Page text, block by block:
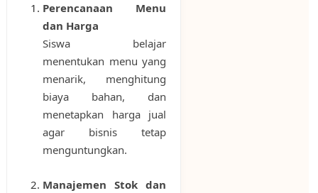
Perencanaan Menu
dan Harga
Siswa belajar
menentukan menu yang
menarik, menghitung
biaya bahan, dan
menetapkan harga jual
agar bisnis tetap
menguntungkan.
Manajemen Stok dan